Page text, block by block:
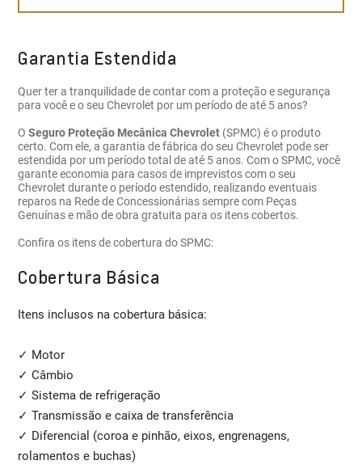
Garantia Estendida
Quer ter a tranquilidade de contar com a proteção e segurança
para você e o seu Chevrolet por um período de até 5 anos?
OSeguro Proteção Mecânica Chevrolet (SPMC) é o produto
certo. Com ele, a garantia de fábrica do seu Chevrolet pode ser
estendida por um período total de até 5 anos. Com o SPMC, você
garante economia para casos de imprevistos com o seu
Chevrolet durante o período estendido, realizando eventuais
reparos na Rede de Concessionárias sempre com Peças
Genuínas e mão de obra gratuita para os itens cobertos.
Confira os itens de cobertura do SPMC:
Cobertura Básica
Itens inclusos na cobertura básica:
✓ Motor
✓ Câmbio
✓ Sistema de refrigeração
✓ Transmissão e caixa de transferência
✓ Diferencial (coroa e pinhão, eixos, engrenagens,
rolamentos e buchas)